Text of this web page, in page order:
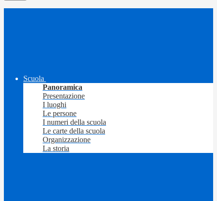
Scuola
Panoramica
Presentazione
I luoghi
Le persone
I numeri della scuola
Le carte della scuola
Organizzazione
La storia